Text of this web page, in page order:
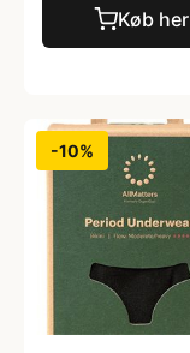
Køb her
-10%